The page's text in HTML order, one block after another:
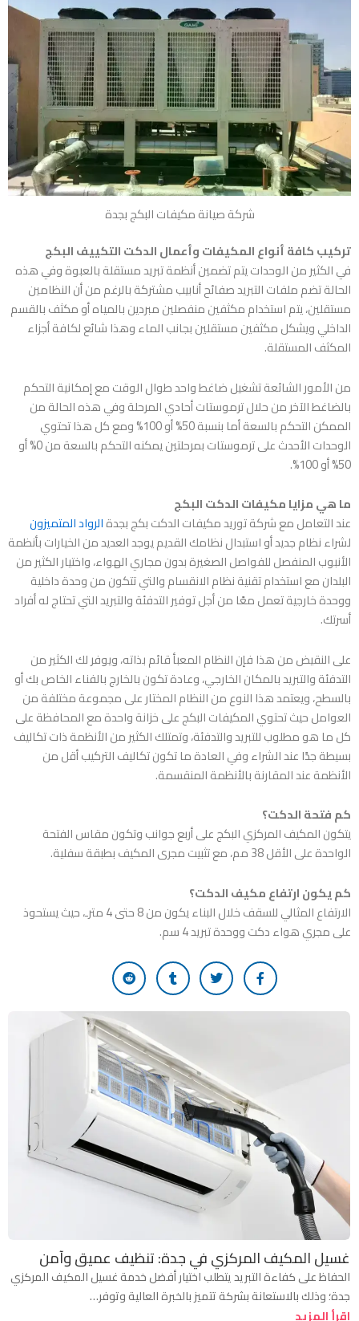
شركة صيانة مكيفات البكج بجدة
تركيب كافة أنواع المكيفات وأعمال الدكت التكييف البكج
في الكثير من الوحدات يتم تضمين أنظمة تبريد مستقلة بالعبوة وفي هذه
الحالة تضم ملفات التبريد صفائح أنابيب مشتركة بالرغم من أن النظامين
مستقلين، يتم استخدام مكثفين منفصلين مبردين بالمياه أو مكثف بالقسم
الداخلي ويشكل مكثفين مستقلين بجانب الماء وهذا شائع لكافة أجزاء
المكثف المستقلة.
من الأمور الشائعة تشغيل ضاغط واحد طوال الوقت مع إمكانية التحكم
بالضاغط الآخر من حلال ترموستات أحادي المرحلة وفي هذه الحالة من
الممكن التحكم بالسعة أما بنسبة 50% أو 100% ومع كل هذا تحتوي
الوحدات الأحدث على ترموستات بمرحلتين يمكنه التحكم بالسعة من 0% أو
50% أو 100%.
ما هي مزايا مكيفات الدكت البكج
عند التعامل معشركة توريد مكيفات الدكت بكج بجدةالرواد المتميزون
لشراء نظام جديد أو استبدال نظامك القديم يوجد العديد من الخيارات بأنظمة
الأنبوب المنفصل للفواصل الصغيرة بدون مجاري الهواء، واختيار الكثير من
البلدان مع استخدام تقنية نظام الانقسام والتي تتكون من وحدة داخلية
ووحدة خارجية تعمل معًا من أجل توفير التدفئة والتبريد التي تحتاج له أفراد
أسرتك.
على النقيض من هذا فإن النظام المعبأ قائم بذاته، ويوفر لك الكثير من
التدفئة والتبريد بالمكان الخارجي، وعادة تكون بالخارج بالفناء الخاص بك أو
بالسطح، ويعتمد هذا النوع من النظام المختار على مجموعة مختلفة من
العوامل حيث تحتوي المكيفات البكج على خزانة واحدة مع المحافظة على
كل ما هو مطلوب للتبريد والتدفئة، وتمتلك الكثير من الأنظمة ذات تكاليف
بسيطة جدًا عند الشراء وفي العادة ما تكون تكاليف التركيب أقل من
الأنظمة عند المقارنة بالأنظمة المنقسمة.
كم فتحة الدكت؟
يتكون المكيف المركزي البكج على أربع جوانب وتكون مقاس الفتحة
الواحدة على الأقل 38 مم، مع تثبيت مجرى المكيف بطبقة سفلية.
كم يكون ارتفاع مكيف الدكت؟
الارتفاع المثالي للسقف خلال البناء يكون من 8 حتى 4 مترـ، حيث يستحوذ
على مجري هواء دكت ووحدة تبريد 4 سم.
غسيل المكيف المركزي في جدة: تنظيف عميق وآمن
الحفاظ على كفاءة التبريد يتطلب اختيار أفضل خدمة غسيل المكيف المركزي
جدة؛ وذلك بالاستعانة بشركة تتميز بالخبرة العالية وتوفر…
اقرأ المزيد